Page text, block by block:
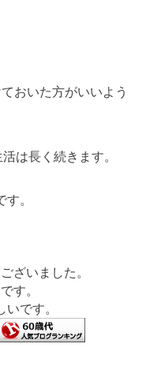
おいた方がいいよう
は長く続きます。
。
ざいました。
す。
です。